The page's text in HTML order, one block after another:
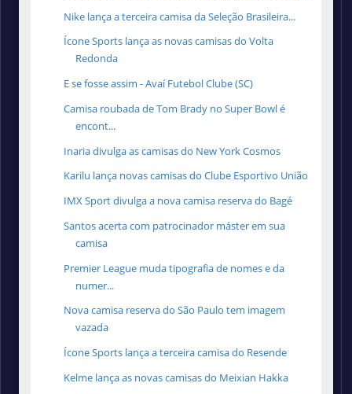
Nike lança a terceira camisa da Seleção Brasileira...
Ícone Sports lança as novas camisas do Volta
Redonda
E se fosse assim - Avaí Futebol Clube (SC)
Camisa roubada de Tom Brady no Super Bowl é
encont...
Inaria divulga as camisas do New York Cosmos
Karilu lança novas camisas do Clube Esportivo União
IMX Sport divulga a nova camisa reserva do Bagé
Santos acerta com patrocinador máster em sua
camisa
Premier League muda tipografia de nomes e da
numer...
Nova camisa reserva do São Paulo tem imagem
vazada
Ícone Sports lança a terceira camisa do Resende
Kelme lança as novas camisas do Meixian Hakka